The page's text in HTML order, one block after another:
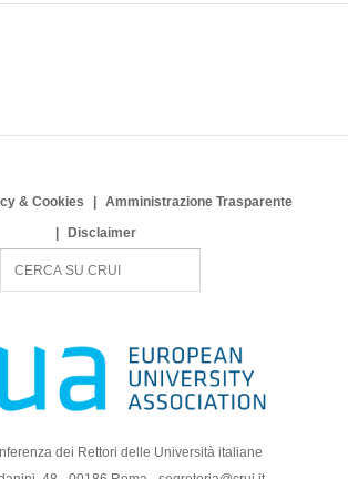
& Cookies
Amministrazione Trasparente
Disclaimer
c
dei Rettori delle Università italiane